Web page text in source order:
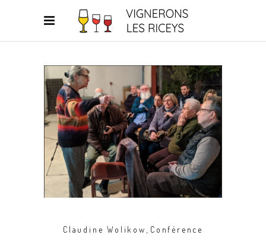
Claudine Wolikow, Conférence